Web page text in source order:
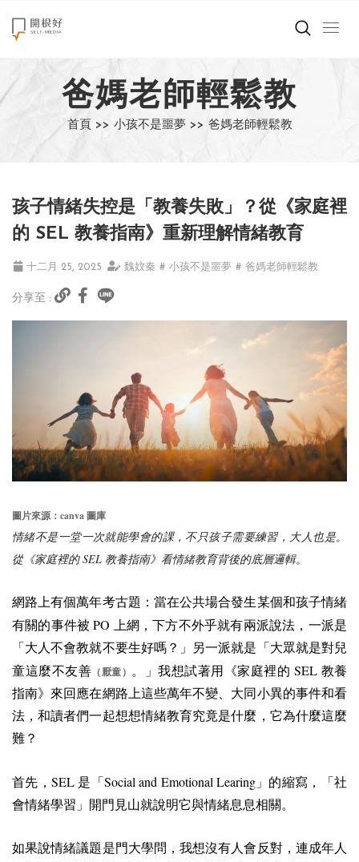
來點正能量
世界在想什麼
創造美好生活
職場商業經濟
影片專區
關於我們
爸媽老師輕鬆教
首頁 >> 小孩不是噩夢 >> 爸媽老師輕鬆教
孩子情緒失控是「教養失敗」？從《家庭裡
的 SEL 教養指南》重新理解情緒教育
十二月 25, 2025 魏妏秦 # 小孩不是噩夢 # 爸媽老師輕鬆教
分享至 :
圖片來源： canva 圖庫
情緒不是一堂一次就能學會的課，不只孩子需要練習，大人也是。
從《家庭裡的 SEL 教養指南》看情緒教育背後的底層邏輯。
網路上有個萬年考古題：當在公共場合發生某個和孩子情緒
有關的事件被PO 上網，下方不外乎就有兩派說法，一派是
「大人不會教就不要生好嗎？」另一派就是「大眾就是對兒
童這麼不友善 （厭童） 。」我想試著用《家庭裡的 SEL 教養
指南》來回應在網路上這些萬年不變、大同小異的事件和看
法，和讀者們一起想想情緒教育究竟是什麼，它為什麼這麼
難？
首先， SEL是「 Social and Emotional Learing」的縮寫，「社
會情緒學習」開門見山就說明它與情緒息息相關。
如果說情緒議題是門大學問，我想沒有人會反對，連成年人